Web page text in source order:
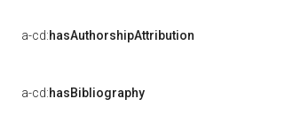
a-cd:hasAuthorshipAttribution
a-cd:hasBibliography